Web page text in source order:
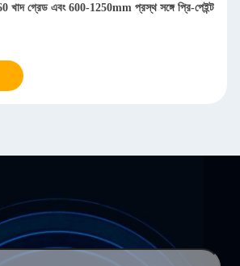
খাদ গ্রেড এবং 600-1250mm প্রস্থ সঙ্গে প্রি-পেইন্ট